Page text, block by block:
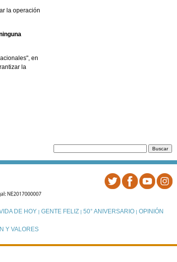
la operación
en
la
DE HOY | GENTE FELIZ| 50° ANIVERSARIO| OPINIÓN
Y VALORES